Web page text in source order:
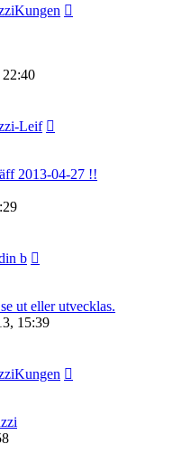
22:40
Leif
2013-04-27 !!
b
ut eller utvecklas.
15:39